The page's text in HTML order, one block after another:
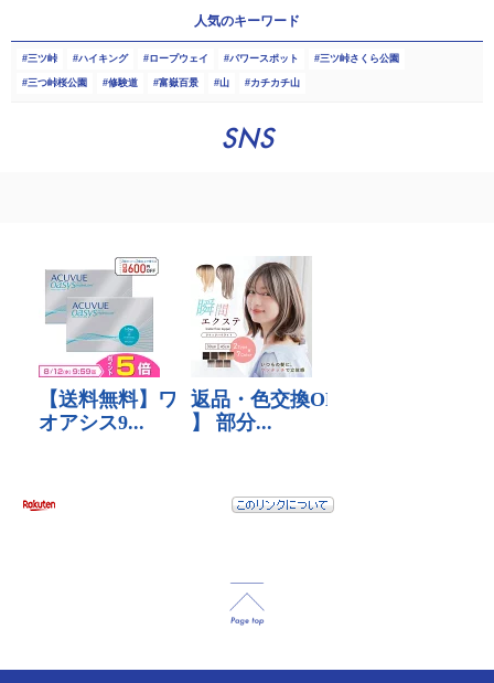
人気のキーワード
三ツ峠 ハイキング ロープウェイ パワースポット 三ツ峠さくら公園
三つ峠桜公園 修験道 富嶽百景 山 カチカチ山
SNS